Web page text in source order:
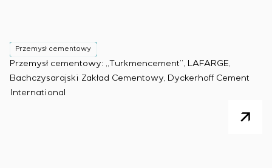
Przemysł cementowy
Przemysł cementowy: „Turkmencement”, LAFARGE,
Bachczysarajski Zakład Cementowy, Dyckerhoff Cement
International